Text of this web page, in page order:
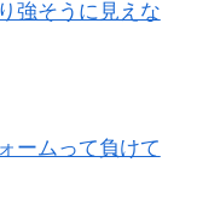
強そうに見えな
ームって負けて